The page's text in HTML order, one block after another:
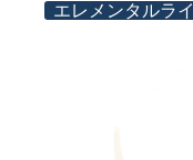
エレメンタルラ